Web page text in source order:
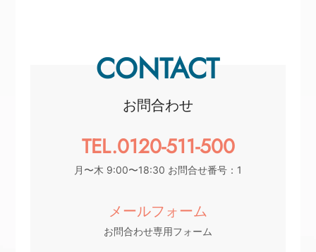
CONTACT
お問合わせ
TEL.0120-511-500
月〜木 9:00〜18:30 お問合せ番号：1
メールフォーム
お問合わせ専用フォーム